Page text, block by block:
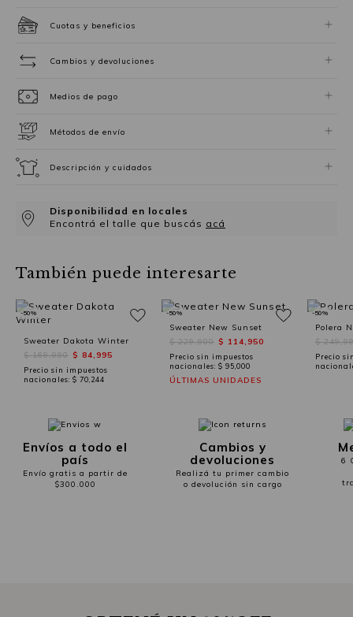
Cuotas y beneficios
Cambios y devoluciones
Medios de pago
Métodos de envío
Descripción y cuidados
Disponibilidad en locales
Encontrá el talle que buscás acá
También puede interesarte
Sweater Dakota Winter
$ 169,990 $ 84,995
Precio sin impuestos
nacionales: $ 70,244
-50%
Sweater New Sunset
$ 229,900 $ 114,950
Precio sin impuestos
nacionales: $ 95,000
ÚLTIMAS UNIDADES
-50%
Polera
$
Precio
-50%
Envíos a todo el
país
Envío gratis a partir de
$300.000
Cambios y
devoluciones
Realizá tu primer cambio
o devolución sin cargo
6